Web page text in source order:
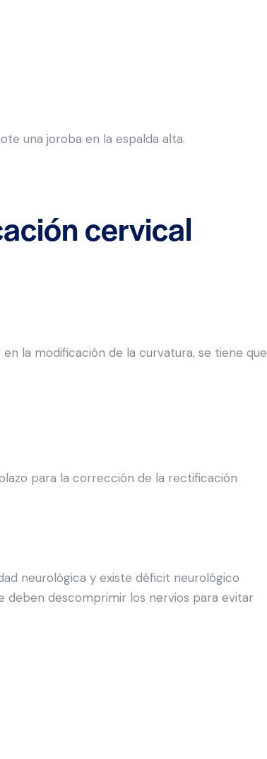
una joroba en la espalda alta.
cervical
la modificación de la curvatura, se tiene que
para la corrección de la rectificación
neurológica y existe déficit neurológico
deben descomprimir los nervios para evitar